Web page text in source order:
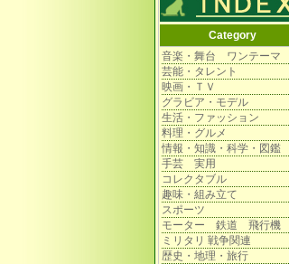
Category
音楽・舞台 ワンテーマ
芸能・タレント
映画・ＴＶ
グラビア・モデル
生活・ファッション
料理・グルメ
情報・知識・科学・図鑑
手芸 実用
コレクタブル
趣味・組み立て
スポーツ
モーター 鉄道 飛行機
ミリタリ 戦争関連
歴史・地理・旅行